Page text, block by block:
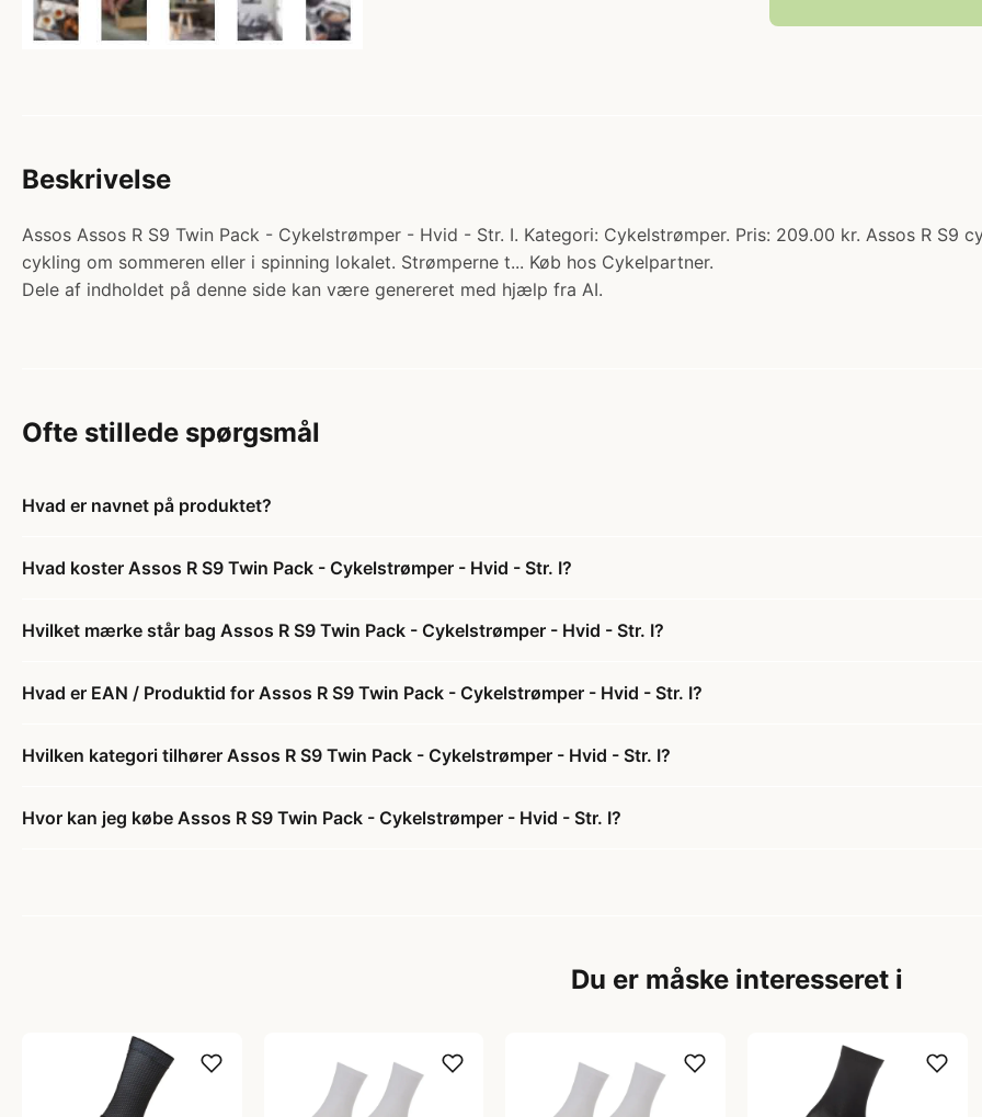
Beskrivelse
Assos Assos R S9 Twin Pack - Cykelstrømper - Hvid - Str. I. Kategori: Cykelstrømper. Pris: 209.00 kr. Assos R S9
cykling om sommeren eller i spinning lokalet. Strømperne t... Køb hos Cykelpartner.
Dele af indholdet på denne side kan være genereret med hjælp fra AI.
Ofte stillede spørgsmål
Hvad er navnet på produktet?
Hvad koster Assos R S9 Twin Pack - Cykelstrømper - Hvid - Str. I?
Hvilket mærke står bag Assos R S9 Twin Pack - Cykelstrømper - Hvid - Str. I?
Hvad er EAN / Produktid for Assos R S9 Twin Pack - Cykelstrømper - Hvid - Str. I?
Hvilken kategori tilhører Assos R S9 Twin Pack - Cykelstrømper - Hvid - Str. I?
Hvor kan jeg købe Assos R S9 Twin Pack - Cykelstrømper - Hvid - Str. I?
Du er måske interesseret i